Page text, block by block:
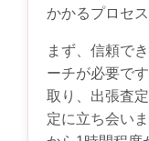
かかるプロセ
まず、信頼で
ーチが必要で
取り、出張査
定に立ち会い